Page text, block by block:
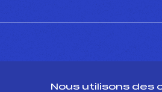
Nous utilisons des